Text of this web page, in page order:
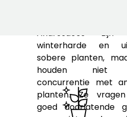
Androsaces zijn
winterharde en
sobere planten,
houden niet
concurrentie met
planten. Ze
goed doorlatende